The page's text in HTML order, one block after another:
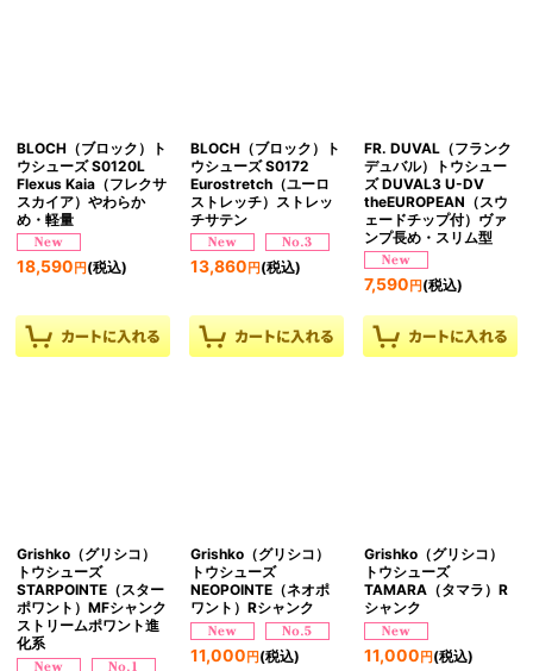
BLOCH（ブロック）ト
ウシューズ S0120L
Flexus Kaia（フレクサ
スカイア）やわらか
め・軽量
18,590 円 (税込)
BLOCH（ブロック）ト
ウシューズ S0172
Eurostretch（ユーロ
ストレッチ）ストレッ
チサテン
13,860 円(税込)
FR. DUVAL（フランク
デュバル）トウシュー
ズ DUVAL3 U-DV
theEUROPEAN（スウ
ェードチップ付）ヴァ
ンプ長め・スリム型
7,590 円(税込)
Grishko（グリシコ）
トウシューズ
STARPOINTE（スター
ポワント）MFシャンク
ストリームポワント進
化系
Grishko（グリシコ）
トウシューズ
NEOPOINTE（ネオポ
ワント）Rシャンク
11,000 円(税込)
Grishko（グリシコ）
トウシューズ
TAMARA（タマラ）R
シャンク
11,000 円(税込)